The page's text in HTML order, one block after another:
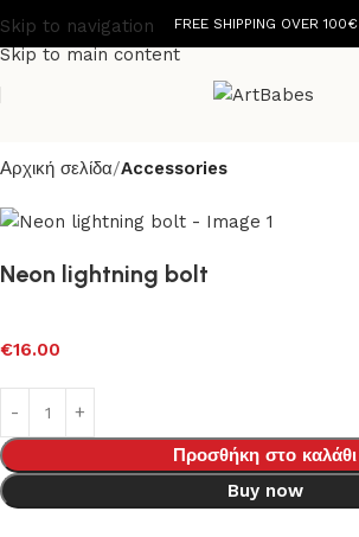
Skip to navigation
Skip to main content
FREE SHIPPING OVER 100€
Αρχική σελίδα Accessories
Neon lightning bolt
€16.00
Προσθήκη στο καλάθι
Buy now